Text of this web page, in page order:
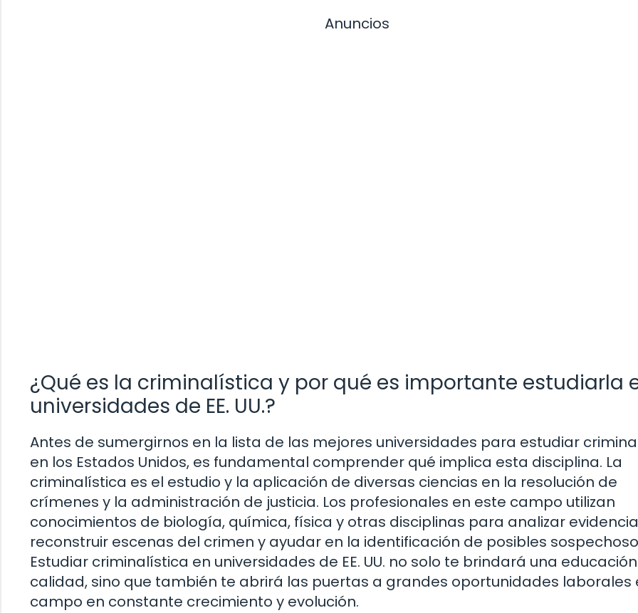
Anuncios
¿Qué es la criminalística y por qué es importante estudiarla
universidades de EE. UU.?
Antes de sumergirnos en la lista de las mejores universidades para estudiar
en los Estados Unidos, es fundamental comprender qué implica esta disciplina. La
criminalística es el estudio y la aplicación de diversas ciencias en la resolución de
crímenes y la administración de justicia. Los profesionales en este campo utilizan
conocimientos de biología, química, física y otras disciplinas para analizar
reconstruir escenas del crimen y ayudar en la identificación de posibles
Estudiar criminalística en universidades de EE. UU. no solo te brindará una
calidad, sino que también te abrirá las puertas a grandes oportunidades laborales
campo en constante crecimiento y evolución.